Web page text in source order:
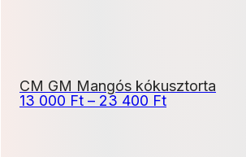
CM GM Mangós kókusztorta
13 000 Ft – 23 400 FtÁrtartomány: